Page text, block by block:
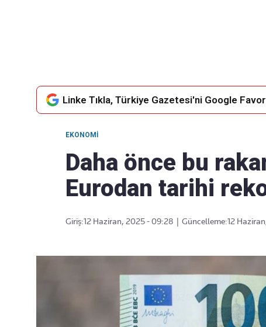
Linke Tıkla, Türkiye Gazetesi'ni Google
EKONOMI
Daha önce bu
Eurodan tarihi
Giriş:12 Haziran, 2025 - 09:28 Güncelleme:12